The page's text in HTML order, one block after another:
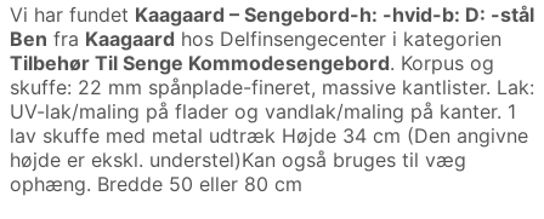
Vi har fundet Kaagaard – Sengebord-h: -hvid-b: D: -stål
Ben fra Kaagaard hos Delfinsengecenter i kategorien
Tilbehør Til Senge Kommodesengebord. Korpus og
skuffe: 22 mm spånplade-fineret, massive kantlister. Lak:
UV-lak/maling på flader og vandlak/maling på kanter. 1
lav skuffe med metal udtræk Højde 34 cm (Den angivne
højde er ekskl. understel)Kan også bruges til væg
ophæng. Bredde 50 eller 80 cm